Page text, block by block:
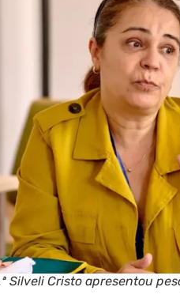
Silveli Cristo apresentou